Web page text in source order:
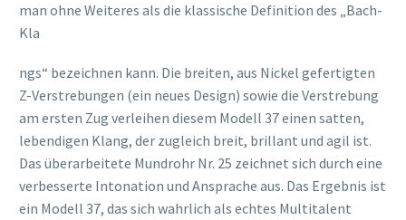
man ohne Weiteres als die klassische Definition des „Bach-
Kla
osteopathe-nyon-cabinet-monney
ngs“ bezeichnen kann. Die breiten, aus Nickel gefertigten
Z-Verstrebungen (ein neues Design) sowie die Verstrebung
am ersten Zug verleihen diesem Modell 37 einen satten,
lebendigen Klang, der zugleich breit, brillant und agil ist.
Das überarbeitete Mundrohr Nr. 25 zeichnet sich durch eine
verbesserte Intonation und Ansprache aus. Das Ergebnis ist
ein Modell 37, das sich wahrlich als echtes Multitalent